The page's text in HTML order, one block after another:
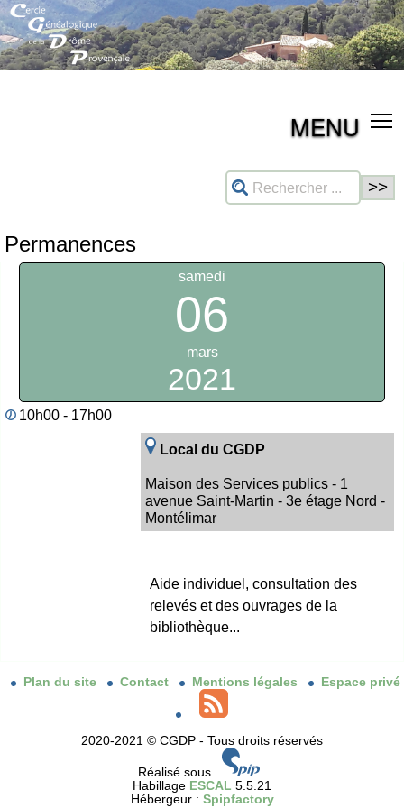
MENU
Permanences
samedi
06
mars
2021
10h00 - 17h00
Local du CGDP
Maison des Services publics - 1
avenue Saint-Martin - 3e étage Nord -
Montélimar
Aide individuel, consultation des
relevés et des ouvrages de la
bibliothèque...
Plan du site Contact Mentions légales Espace privé
2020-2021 © CGDP - Tous droits réservés
Réalisé sous
Habillage ESCAL 5.5.21
Hébergeur : Spipfactory